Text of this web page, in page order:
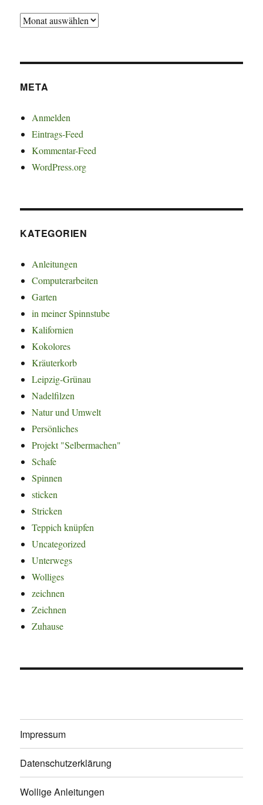
Archiv
META
Anmelden
Eintrags-Feed
Kommentar-Feed
WordPress.org
KATEGORIEN
Anleitungen
Computerarbeiten
Garten
in meiner Spinnstube
Kalifornien
Kokolores
Kräuterkorb
Leipzig-Grünau
Nadelfilzen
Natur und Umwelt
Persönliches
Projekt "Selbermachen"
Schafe
Spinnen
sticken
Stricken
Teppich knüpfen
Uncategorized
Unterwegs
Wolliges
zeichnen
Zeichnen
Zuhause
Impressum
Datenschutzerklärung
Wollige Anleitungen